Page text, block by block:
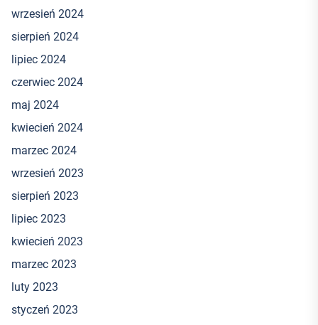
wrzesień 2024
sierpień 2024
lipiec 2024
czerwiec 2024
maj 2024
kwiecień 2024
marzec 2024
wrzesień 2023
sierpień 2023
lipiec 2023
kwiecień 2023
marzec 2023
luty 2023
styczeń 2023